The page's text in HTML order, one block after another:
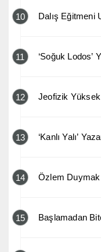
10 Dalış Eğitmeni
11 ‘Soğuk Lodos’
12 Jeofizik
13 ‘Kanlı Yalı’
14 Özlem Duymak
15 Başlamadan